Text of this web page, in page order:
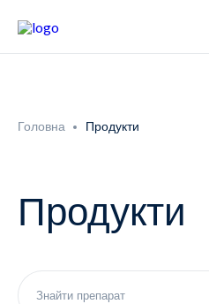
Новини
Неврологія
Фармаконагляд
Головна Продукти
Продукти